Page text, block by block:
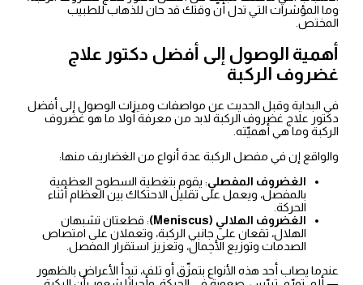
وما المؤشرات التي تدل أنّ وقتك قد حان للذهاب للطبيب
المختص.
أهمية الوصول إلى أفضل دكتور علاج
غضروف الركبة
في البداية وقبل الحديث عن مواصفات وميزات الوصول إلى أفضل
دكتور علاج غضروف الركبة لابد من معرفة أولا ما هو غضروف
الركبة وما هي أهميّته.
والواقع إن في مفصل الركبة عدة أنواع من الغضاريف منها:
الغضروف المفصلي: يقوم بتغطية السطوح العظمية
بالمفصل، ويعمل على تقليل الاحتكاك بين العظام أثناء
الحركة.
الغضروف الهلالي (Meniscus)
: قطعتان تشبهان
الهلال، تقعان على جانبي الركبة، وتعملان على امتصاص
الصدمات وتوزيع الأحِمال، وتعزيز استقرار المفصل.
عندما يصاب أحد هذه الأنواع بتمزّق أو تلف، تبدأ الأعراض بالظهور